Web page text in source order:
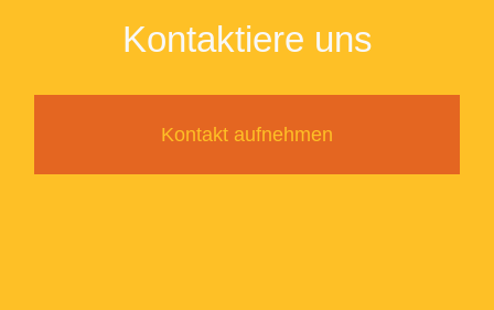
Kontaktiere uns
Kontakt aufnehmen